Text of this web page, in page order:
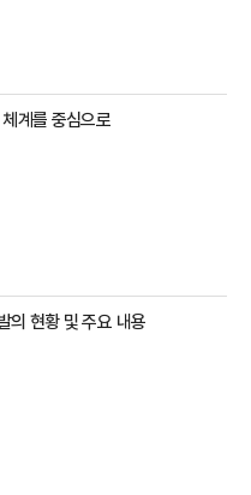
계를 중심으로
의 현황 및 주요 내용